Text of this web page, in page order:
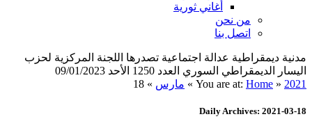
أغاني ثورية
من نحن
اتصل بنا
مدنية ديمقراطية عدالة اجتماعية تصدرها اللجنة المركزية لحزب
اليسار الديمقراطي السوري العدد 1250 الأحد 09/01/2023
You are at: Home » 2021
» مارس »
18
Daily Archives: 2021-03-18